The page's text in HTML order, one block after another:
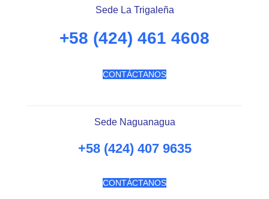
Sede La Trigaleña
+58 (424) 461 4608
CONTÁCTANOS
Sede Naguanagua
+58 (424) 407 9635
CONTÁCTANOS